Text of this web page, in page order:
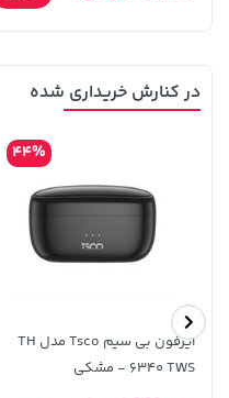
607,800 تومان
در کنارش خریداری شده
ایرفون بی سیم Tsco مدل TH
6340 TWS - مشکی
44%